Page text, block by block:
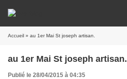
Accueil » au 1er Mai St joseph artisan.
au 1er Mai St joseph artisan.
Publié le 28/04/2015 à 04:35